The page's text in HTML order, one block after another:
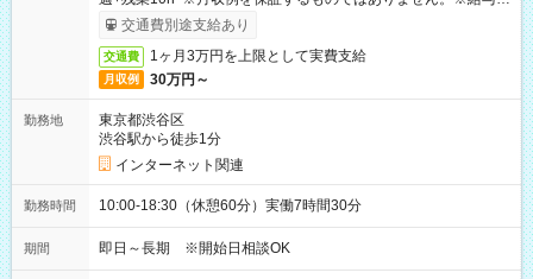
受取りサービス利用可（利用条件有）
交通費別途支給あり
交通費 1ヶ月3万円を上限として実費支給
月収例 30万円～
勤務地
東京都渋谷区
渋谷駅から徒歩1分
インターネット関連
勤務時間 10:00-18:30（休憩60分）実働7時間30分
期間 即日～長期 ※開始日相談OK